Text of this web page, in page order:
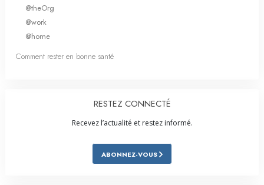
@theOrg
@work
@home
Comment rester en bonne santé
RESTEZ CONNECTÉ
Recevez l’actualité et restez informé.
ABONNEZ-VOUS